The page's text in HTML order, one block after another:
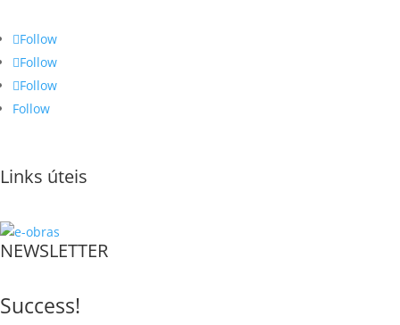
Follow
Follow
Follow
Follow
Links úteis
NEWSLETTER
Success!